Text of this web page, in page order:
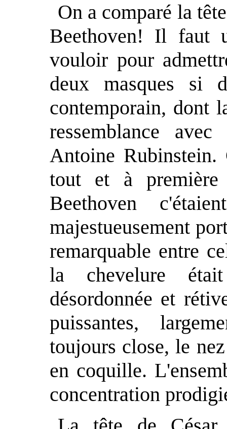
On a comparé la
Beethoven! Il faut
vouloir pour
deux masques si
contemporain, dont
ressemblance
Antoine Rubinstein.
tout et à
Beethoven
majestueusement
remarquable entre
la chevelure
désordonnée et
puissantes,
toujours close, le
en coquille.
concentration